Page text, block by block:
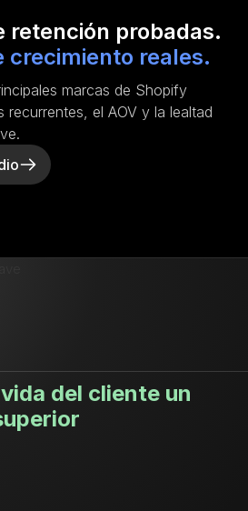
retención probadas.
crecimiento reales.
marcas de Shopify
recurrentes, el AOV y la lealtad
del cliente un